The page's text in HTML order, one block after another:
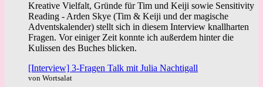
Kreative Vielfalt, Gründe für Tim und Keiji sowie Sensitivity
Reading - Arden Skye (Tim & Keiji und der magische
Adventskalender) stellt sich in diesem Interview knallharten
Fragen. Vor einiger Zeit konnte ich außerdem hinter die
Kulissen des Buches blicken.
[Interview] 3-Fragen Talk mit Julia Nachtigall
von Wortsalat